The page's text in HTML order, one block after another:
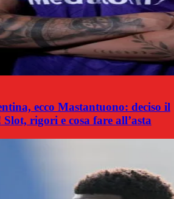
ecco Mastantuono: deciso il
rigori e cosa fare all’asta